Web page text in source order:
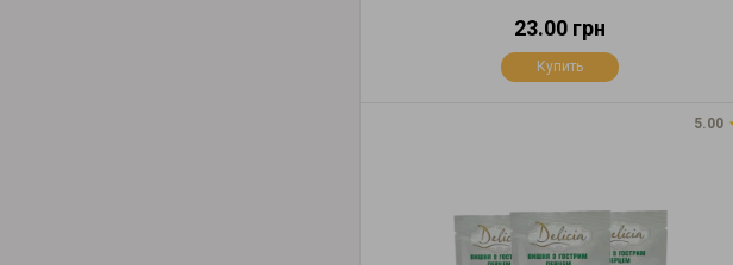
23.00 грн
Купить
5.00